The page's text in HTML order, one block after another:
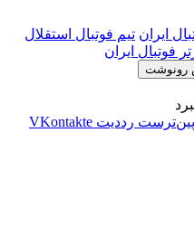
ایران تیم فوتبال استقلال
فوتبال ایران
رونوشت
‫پین‌ترست ‫رددیت ‫VKontakte